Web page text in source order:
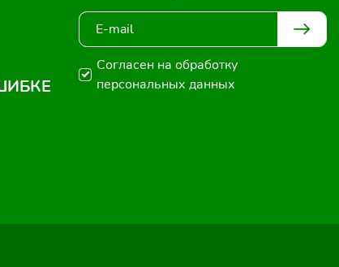
Согласен на обработку
персональных данных